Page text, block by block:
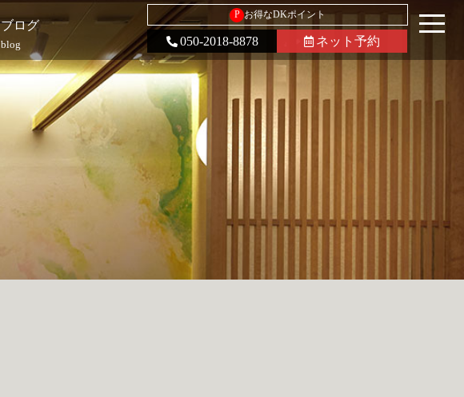
ブログ
blog
P お得なDKポイント
050-2018-8878 ネット予約